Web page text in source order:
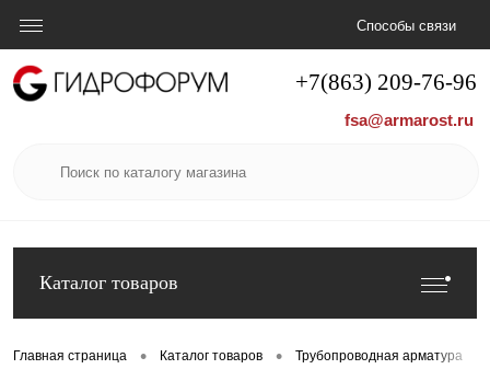
+7(863) 209-76-96
fsa@armarost.ru
Способы связи
Каталог товаров
Главная страница • Каталог товаров • Трубопроводная арматура